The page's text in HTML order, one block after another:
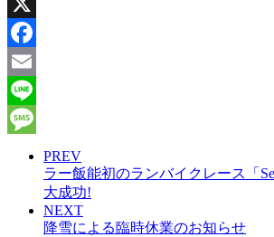
X
Facebook
Email
Line
Message
PREV
ラー飯能初のランバイクレース「
大成功!
NEXT
降雪による臨時休業のお知らせ